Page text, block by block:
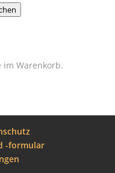
im Warenkorb.
-formular